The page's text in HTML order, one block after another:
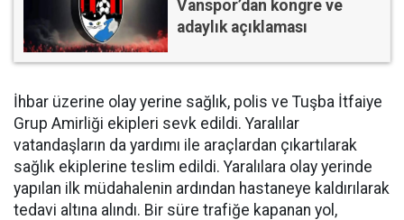
Vanspor’dan kongre ve
adaylık açıklaması
İhbar üzerine olay yerine sağlık, polis ve Tuşba İtfaiye
Grup Amirliği ekipleri sevk edildi. Yaralılar
vatandaşların da yardımı ile araçlardan çıkartılarak
sağlık ekiplerine teslim edildi. Yaralılara olay yerinde
yapılan ilk müdahalenin ardından hastaneye kaldırılarak
tedavi altına alındı. Bir süre trafiğe kapanan yol,